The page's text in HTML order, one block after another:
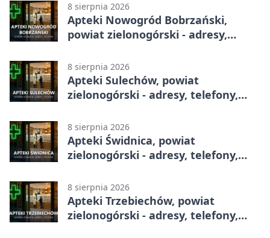
8 sierpnia 2026
Apteki Nowogród Bobrzański,
powiat zielonogórski - adresy,
8 sierpnia 2026
Apteki Sulechów, powiat
zielonogórski - adresy, telefony,
8 sierpnia 2026
Apteki Świdnica, powiat
zielonogórski - adresy, telefony,
8 sierpnia 2026
Apteki Trzebiechów, powiat
zielonogórski - adresy, telefony,